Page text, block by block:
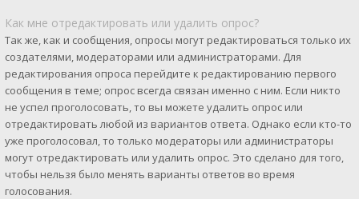
Как мне отредактировать или удалить опрос?
Так же, как и сообщения, опросы могут редактироваться только их
создателями, модераторами или администраторами. Для
редактирования опроса перейдите к редактированию первого
сообщения в теме; опрос всегда связан именно с ним. Если никто
не успел проголосовать, то вы можете удалить опрос или
отредактировать любой из вариантов ответа. Однако если кто-то
уже проголосовал, то только модераторы или администраторы
могут отредактировать или удалить опрос. Это сделано для того,
чтобы нельзя было менять варианты ответов во время
голосования.